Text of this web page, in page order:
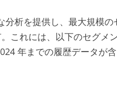
析を提供し、最大規模の
これには、以下のセグメ
年までの履歴データが含